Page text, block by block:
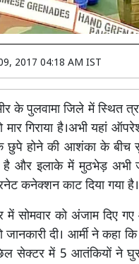
2017 04:18 AM IST
के पुलवामा जिले में स्थित
गिराया है।अभी यहां
होने की आशंका के बीच
और इलाके में मुठभेड़ अभी
कनेक्शन काट दिया गया है।
में सोमवार को अंजाम दिए
दी। आर्मी ने कहा
सेक्टर में 5 आतंकियों ने